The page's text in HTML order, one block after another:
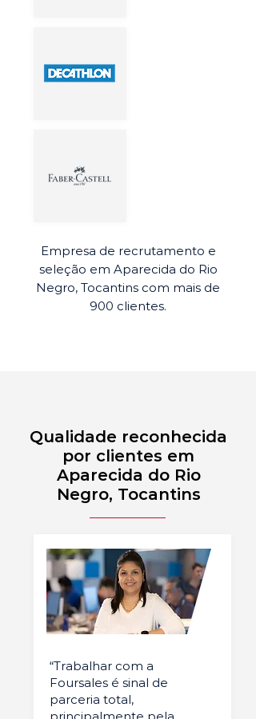
Empresa de recrutamento e
seleção em Aparecida do Rio
Negro, Tocantins com mais de
900 clientes.
Qualidade reconhecida
por clientes em
Aparecida do Rio
Negro, Tocantins
“Trabalhar com a
Foursales é sinal de
parceria total,